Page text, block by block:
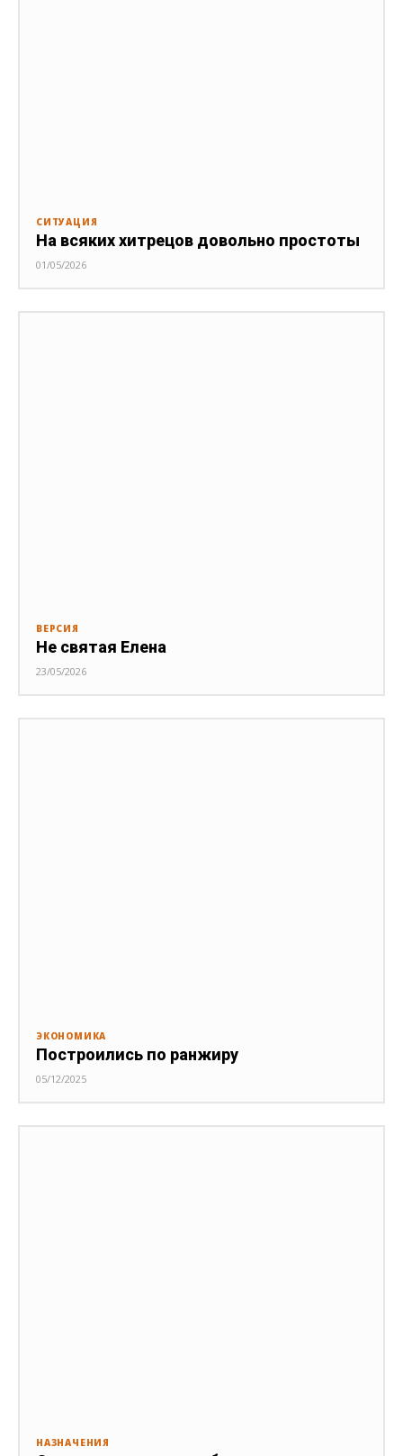
СИТУАЦИЯ
На всяких хитрецов довольно простоты
01/05/2026
ВЕРСИЯ
Не святая Елена
23/05/2026
ЭКОНОМИКА
Построились по ранжиру
05/12/2025
НАЗНАЧЕНИЯ